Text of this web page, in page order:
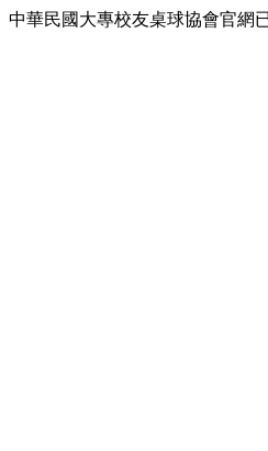
中華民國大專校友桌球協會官網